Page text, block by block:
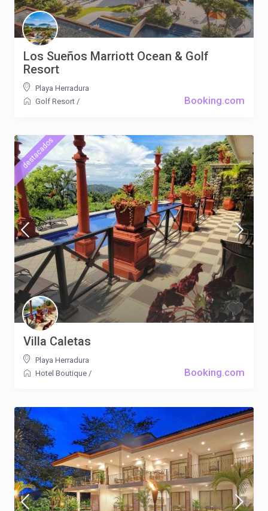
Booking.com
Los Sueños Marriott Ocean & Golf
Resort
Playa Herradura
Golf Resort /
destacados
Booking.com
Villa Caletas
Playa Herradura
Hotel Boutique /